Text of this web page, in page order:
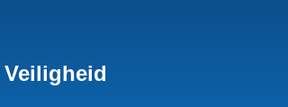
Veiligheid